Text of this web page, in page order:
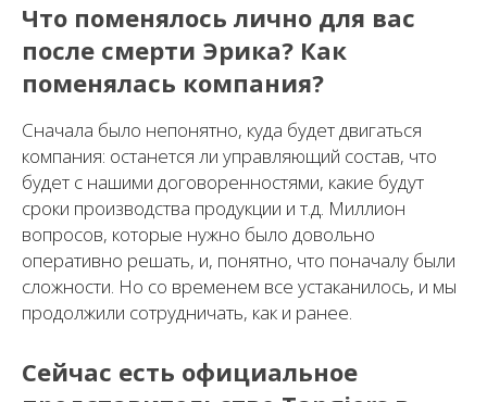
Что поменялось лично для вас
после смерти Эрика? Как
поменялась компания?
Сначала было непонятно, куда будет двигаться
компания: останется ли управляющий состав, что
будет с нашими договоренностями, какие будут
сроки производства продукции и т.д. Миллион
вопросов, которые нужно было довольно
оперативно решать, и, понятно, что поначалу были
сложности. Но со временем все устаканилось, и мы
продолжили сотрудничать, как и ранее.
Сейчас есть официальное